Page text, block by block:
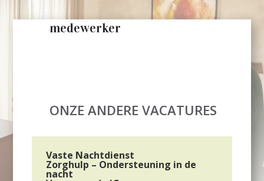
medewerker
ONZE ANDERE VACATURES
Vaste Nachtdienst
Zorghulp – Ondersteuning in de
nacht